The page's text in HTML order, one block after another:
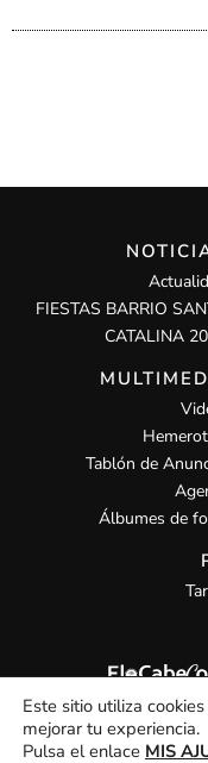
FIESTAS BARRIO
CATALINA
Tablón de
Álbumes de
Este sitio utiliza
mejorar tu experiencia.
Pulsa el enlace MIS